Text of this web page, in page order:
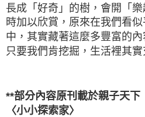
長成「好奇」的樹，會開「
時加以欣賞，原來在我們看
中，其實藏著這麼多豐富的內
只要我們肯挖掘，生活裡其實
**部分內容原刊載於親子天下
〈小小探索家〉